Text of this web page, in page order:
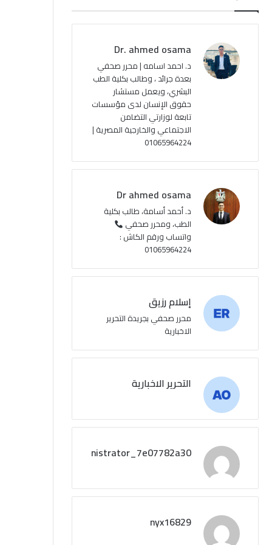
ب
u
u
ت
ر
ا
م
ص
ل
م
و
ق
ع
S
S
Dr. ahmed osama
د. احمد اسامه | محرر صحفي
بعدة جرائد ، وطالب بكلية الطب
البشري، ويعمل مستشار
حقوق الإنسان لدى مؤسسات
تابعة لوزارتي التضامن
الاجتماعي والخارجية المصرية |
01065964224
Dr ahmed osama
د. أحمد أسامة، طالب بكلية
الطب، ومحرر صحفي
واتساب ورقم الكاش :
01065964224
إسلام رزيق
محرر صحفي بجريدة التحرير
الاخبارية
التحرير الاخبارية
administrator_7e07782a30
nyx16829